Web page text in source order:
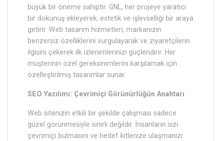
büyük bir öneme sahiptir. GNL, her projeye yaratıcı
bir dokunuş ekleyerek, estetik ve işlevselliği bir araya
getirir. Web tasarım hizmetleri, markanızın
benzersiz özelliklerini vurgulayarak ve ziyaretçilerin
ilgisini çekerek ilk izlenimlerinizi güçlendirir. Her
müşterinin özel gereksinimlerini karşılamak için
özelleştirilmiş tasarımlar sunar.
SEO Yazılımı: Çevrimiçi Görünürlüğün Anahtarı
Web sitenizin etkili bir şekilde çalışması sadece
güzel görünmesiyle sınırlı değildir. İnsanların sizi
çevrimiçi bulmasını ve hedef kitlenize ulaşmanızı